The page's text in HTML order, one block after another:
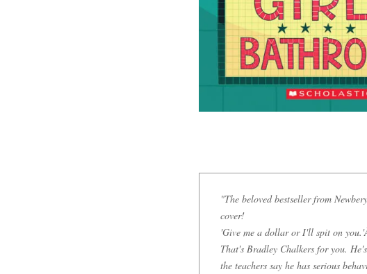
"The beloved bestseller from
cover!
'Give me a dollar or I'll spit on
That's Bradley Chalkers for you.
the teachers say he has serious